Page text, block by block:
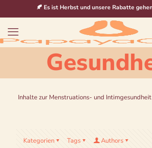
🍂 Es ist Herbst und unsere Rabatte
Inhalte zur Menstruations- und
Kategorien Tags Authors